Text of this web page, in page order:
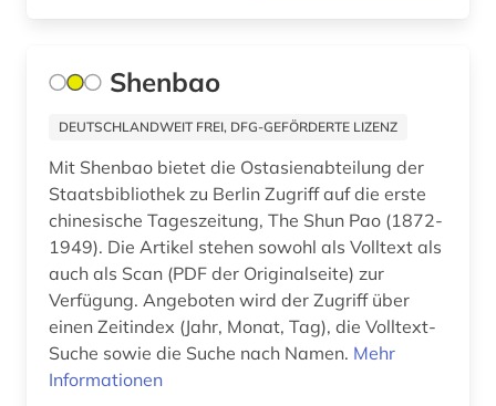
wirtschaftsrecht (1)
wirtschaftswissenschaften (1)
wissenschaft (1)
zeichenwörterbuch (1)
zeitschrift (5)
zeitschriftenaufsatz (4)
zeitung (6)
Shenbao
DEUTSCHLANDWEIT FREI, DFG-GEFÖRDERTE LIZENZ
Mit Shenbao bietet die Ostasienabteilung der
Staatsbibliothek zu Berlin Zugriff auf die erste
chinesische Tageszeitung, The Shun Pao (1872-
1949). Die Artikel stehen sowohl als Volltext als
auch als Scan (PDF der Originalseite) zur
Verfügung. Angeboten wird der Zugriff über
einen Zeitindex (Jahr, Monat, Tag), die Volltext-
Suche sowie die Suche nach Namen. Mehr
Informationen